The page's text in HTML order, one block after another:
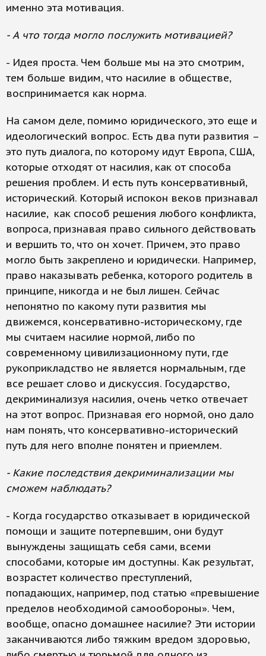
именно эта мотивация.
- А что тогда могло послужить мотивацией?
- Идея проста. Чем больше мы на это смотрим,
тем больше видим, что насилие в обществе,
воспринимается как норма.
На самом деле, помимо юридического, это еще и
идеологический вопрос. Есть два пути развития –
это путь диалога, по которому идут Европа, США,
которые отходят от насилия, как от способа
решения проблем. И есть путь консервативный,
исторический. Который испокон веков признавал
насилие, как способ решения любого конфликта,
вопроса, признавая право сильного действовать
и вершить то, что он хочет. Причем, это право
могло быть закреплено и юридически. Например,
право наказывать ребенка, которого родитель в
принципе, никогда и не был лишен. Сейчас
непонятно по какому пути развития мы
движемся, консервативно-историческому, где
мы считаем насилие нормой, либо по
современному цивилизационному пути, где
рукоприкладство не является нормальным, где
все решает слово и дискуссия. Государство,
декриминализуя насилия, очень четко отвечает
на этот вопрос. Признавая его нормой, оно дало
нам понять, что консервативно-исторический
путь для него вполне понятен и приемлем.
- Какие последствия декриминализации мы
сможем наблюдать?
- Когда государство отказывает в юридической
помощи и защите потерпевшим, они будут
вынуждены защищать себя сами, всеми
способами, которые им доступны. Как результат,
возрастет количество преступлений,
попадающих, например, под статью «превышение
пределов необходимой самообороны». Чем,
вообще, опасно домашнее насилие? Эти истории
заканчиваются либо тяжким вредом здоровью,